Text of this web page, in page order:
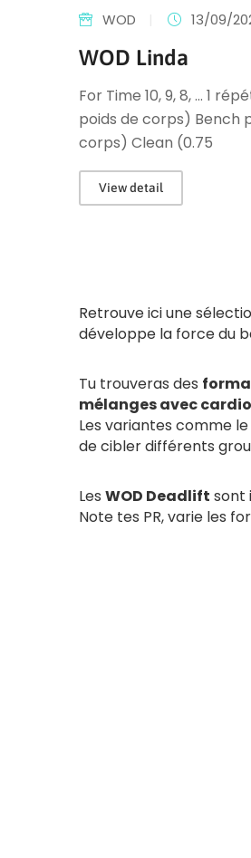
WOD 13/09/
WOD Linda
For Time 10, 9, 8, ... 1
poids de corps) Bench
corps) Clean (0.75
View detail
Retrouve ici une
développe la force du
Tu trouveras des
mélanges avec
Les variantes comme le
de cibler différents
Les WOD Deadlift sont
Note tes PR, varie les